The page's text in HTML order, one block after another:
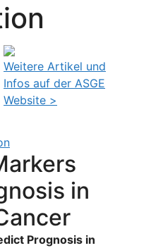
Weitere Artikel und
Infos auf der ASGE
Website >
in
Prognosis in